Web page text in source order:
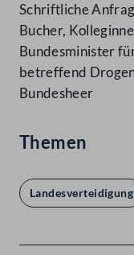
Schriftliche
Bucher,
Bundesminister
betreffend
Bundesheer
Themen
Landesverteidigung